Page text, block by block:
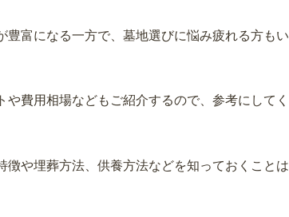
豊富になる一方で、墓地選びに悩み疲れる方もい
や費用相場などもご紹介するので、参考にしてく
や埋葬方法、供養方法などを知っておくことは